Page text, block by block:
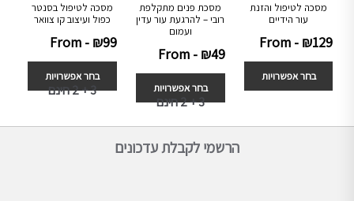
מסכה לטיפול והזנת
עור הידיים
From - ₪129
בחר אפשרויות
מסכת פנים מתקלפת
רובי – להרגעת עור עדין
ועמום
From - ₪49
3 + 2 חינם
בחר אפשרויות
מסכה לטיפול בסנטר
כפול ועיצוב קו צוואר
From - ₪99
3 + 2 חינם
בחר אפשרויות
הרשמי לקבלת עדכונים